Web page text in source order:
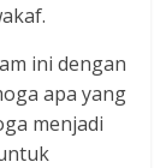
ini dengan
apa yang
menjadi